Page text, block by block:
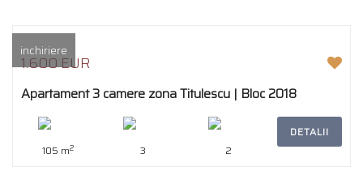
inchiriere
1.600 EUR
Apartament 3 camere zona Titulescu | Bloc 2018
105 m2 3 2
DETALII